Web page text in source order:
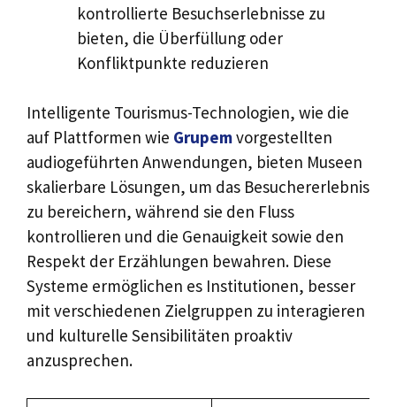
kontrollierte Besuchserlebnisse zu
bieten, die Überfüllung oder
Konfliktpunkte reduzieren
Intelligente Tourismus-Technologien, wie die
auf Plattformen wie Grupemvorgestellten
audiogeführten Anwendungen, bieten Museen
skalierbare Lösungen, um das Besuchererlebnis
zu bereichern, während sie den Fluss
kontrollieren und die Genauigkeit sowie den
Respekt der Erzählungen bewahren. Diese
Systeme ermöglichen es Institutionen, besser
mit verschiedenen Zielgruppen zu interagieren
und kulturelle Sensibilitäten proaktiv
anzusprechen.